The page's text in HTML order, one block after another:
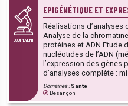
EQUIPEMENT
EPIGÉNÉTIQUE ET
Réalisations d’analyses
Analyse de la chromatine Etude des interactions entre
protéines et ADN Etude des profils épigénétiques des
nucléotides de l’ADN (méthylation)
l’expression des gènes par
d’analyses complète :
différentes
réalisation de librairies,
équipement de pointe
Domaines :Santé
Besançon